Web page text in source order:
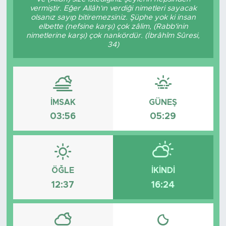
vermiştir. Eğer Allâh'ın verdiği nimetleri sayacak
olsanız sayıp bitiremezsiniz. Şüphe yok ki insan
elbette (nefsine karşı) çok zâlim, (Rabb'inin
nimetlerine karşı) çok nankördür. (İbrâhîm Sûresi,
34)
İMSAK
03:56
GÜNEŞ
05:29
ÖĞLE
12:37
İKINDI
16:24
Bölge
Magazin
Sektör